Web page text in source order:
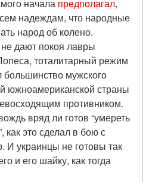
начала предполагал,
надеждам, что народные
народ об колено.
дают покоя лавры
тоталитарный режим
большинство мужского
южноамериканской страны
противником.
вряд ли готов “умереть
как это сделал в бою с
И украинцы не готовы так
и его шайку, как тогда